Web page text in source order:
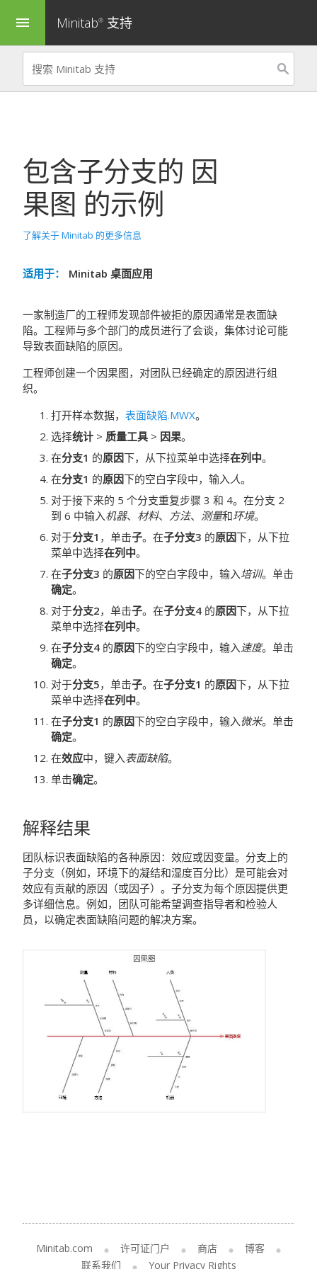
menu Minitab® 支持
包含子分支的 因
果图 的示例
了解关于 Minitab 的更多信息
适用于： Minitab 桌面应用
一家制造厂的工程师发现部件被拒的原因通常是表面缺
陷。工程师与多个部门的成员进行了会谈，集体讨论可能
导致表面缺陷的原因。
工程师创建一个因果图，对团队已经确定的原因进行组
织。
打开样本数据， 表面缺陷.MWX。
选择统计 > 质量工具 > 因果。
在分支1 的原因下，从下拉菜单中选择在列中。
在分支1 的原因下的空白字段中，输入人。
对于接下来的 5 个分支重复步骤 3 和 4。在分支 2
到 6 中输入机器、 材料、 方法、 测量和环境。
对于分支1 ，单击子。在子分支3 的原因下，从下拉
菜单中选择在列中。
在子分支3 的原因下的空白字段中，输入培训。单击
确定。
对于分支2，单击子。在子分支4 的原因下，从下拉
菜单中选择在列中。
在子分支4 的原因下的空白字段中，输入速度。单击
确定。
对于分支5，单击子。在子分支1 的原因下，从下拉
菜单中选择在列中。
在子分支1 的原因下的空白字段中，输入微米。单击
确定。
在效应中，键入表面缺陷。
单击确定。
解释结果
团队标识表面缺陷的各种原因：效应或因变量。分支上的
子分支（例如，环境下的凝结和湿度百分比）是可能会对
效应有贡献的原因（或因子）。子分支为每个原因提供更
多详细信息。例如，团队可能希望调查指导者和检验人
员，以确定表面缺陷问题的解决方案。
Minitab.com 许可证门户 商店
博客
联系我们
Your Privacy Rights